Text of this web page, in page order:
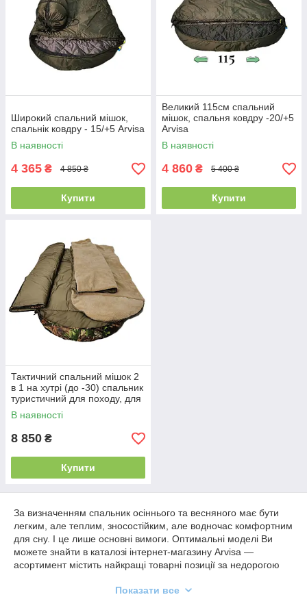
Широкий спальний мішок,
спальнік ковдру - 15/+5 Arvisa
В наявності
4 365 ₴ 4 850 ₴
Купити
Великий 115см спальний
мішок, спальня ковдру -20/+5
Arvisa
В наявності
4 860 ₴ 5 400 ₴
Купити
Тактичний спальний мішок 2
в 1 на хутрі (до -30) спальник
туристичний для походу, для
холодної погоди!
В наявності
8 850 ₴
Купити
За визначенням спальник осіннього та весняного має бути
легким, але теплим, зносостійким, але водночас комфортним
для сну. І це лише основні вимоги. Оптимальні моделі Ви
можете знайти в каталозі інтернет-магазину Arvisa —
асортимент містить найкращі товарні позиції за недорогою
немає. Вибір має базуватися на особливостях погодних умов
Показати все